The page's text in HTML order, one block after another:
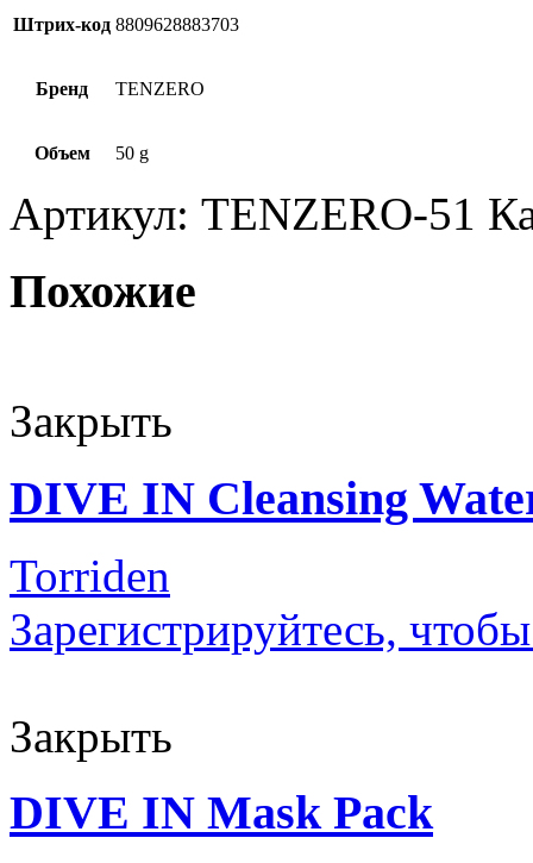
Штрих-код 8809628883703
Бренд TENZERO
Объем 50 g
Артикул: TENZERO-51
Похожие
Закрыть
DIVE IN Cleansing
Torriden
Зарегистрируйтесь,
Закрыть
DIVE IN Mask Pack